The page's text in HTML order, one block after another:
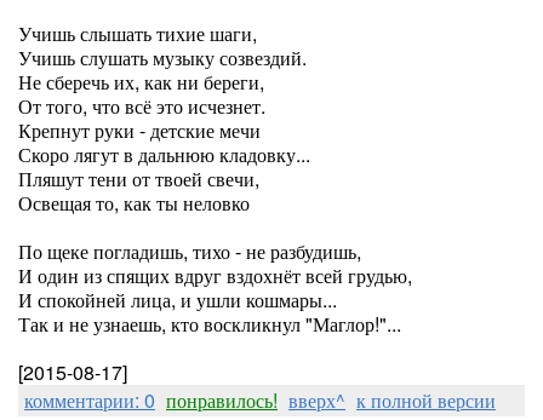
Учишь слышать тихие шаги,
Учишь слушать музыку созвездий.
Не сберечь их, как ни береги,
От того, что всё это исчезнет.
Крепнут руки - детские мечи
Скоро лягут в дальнюю кладовку...
Пляшут тени от твоей свечи,
Освещая то, как ты неловко
По щеке погладишь, тихо - не разбудишь,
И один из спящих вдруг вздохнёт всей грудью,
И спокойней лица, и ушли кошмары...
Так и не узнаешь, кто воскликнул "Маглор!"...
[2015-08-17]
комментарии: 0 понравилось! вверх^ к полной версии